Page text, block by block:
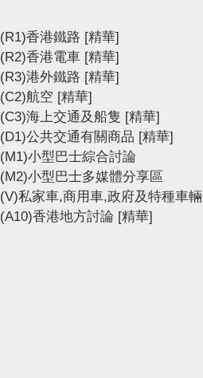
(R1)香港鐵路 [精華]
(R2)香港電車 [精華]
(R3)港外鐵路 [精華]
(C2)航空 [精華]
(C3)海上交通及船隻 [精華]
(D1)公共交通有關商品 [精華]
(M1)小型巴士綜合討論
(M2)小型巴士多媒體分享區
(V)私家車,商用車,政府及特種車輛
(A10)香港地方討論 [精華]